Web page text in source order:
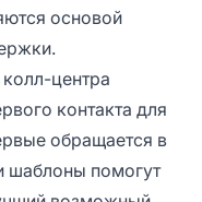
основой
центра
контакта для
обращается в
шаблоны помогут